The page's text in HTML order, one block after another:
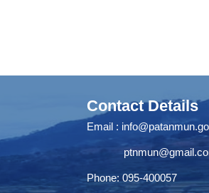
Contact Details
Email :
Phone: 095-400057